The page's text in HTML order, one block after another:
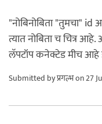
"नोबिनोबिता "तुमचा"
त्यात नोबिता च चित्र
लॅपटॉप कनेक्टेड मीच आहे
Submitted byप्रगल्भon 27